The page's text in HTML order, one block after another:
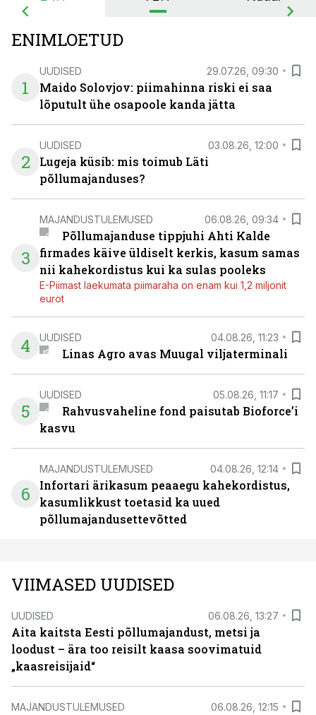
ENIMLOETUD
1
UUDISED 29.07.26, 09:30
Maido Solovjov: piimahinna riski ei saa
lõputult ühe osapoole kanda jätta
2
UUDISED 03.08.26, 12:00
Lugeja küsib: mis toimub Läti
põllumajanduses?
3
MAJANDUSTULEMUSED 06.08.26, 09:34
Põllumajanduse tippjuhi Ahti Kalde
firmades käive üldiselt kerkis, kasum samas
nii kahekordistus kui ka sulas pooleks
E-Piimast laekumata piimaraha on enam kui 1,2 miljonit
eurot
4 UUDISED 04.08.26, 11:23
Linas Agro avas Muugal viljaterminali
5
UUDISED 05.08.26, 11:17
Rahvusvaheline fond paisutab Bioforce’i
kasvu
6
MAJANDUSTULEMUSED 04.08.26, 12:14
Infortari ärikasum peaaegu kahekordistus,
kasumlikkust toetasid ka uued
põllumajandusettevõtted
VIIMASED UUDISED
UUDISED 06.08.26, 13:27
Aita kaitsta Eesti põllumajandust, metsi ja
loodust – ära too reisilt kaasa soovimatuid
„kaasreisijaid“
MAJANDUSTULEMUSED 06.08.26, 12:15